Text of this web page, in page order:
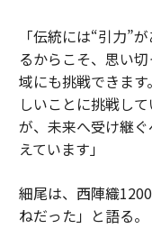
「伝統には“引力”
るからこそ、思い
域にも挑戦できま
しいことに挑戦し
が、未来へ受け継
えています」
細尾は、西陣織
ねだった」と語る。